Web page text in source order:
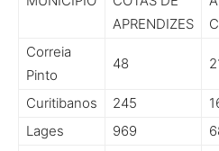
APRENDIZES
Correia
Pinto
48
Curitibanos 245
Lages
969